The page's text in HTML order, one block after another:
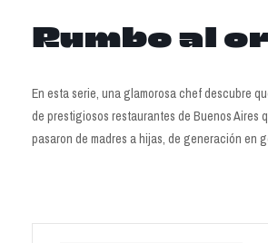
Rumbo al
En esta serie, una glamorosa chef descubre
de prestigiosos restaurantes de Buenos Aires
pasaron de madres a hijas, de generación en